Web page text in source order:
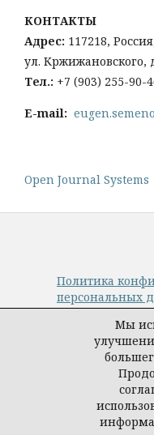
КОНТАКТЫ
Адрес: 117218,
ул. Кржижановского,
Тел.: +7 (903) 255-90-
E-mail:
Open Journal Systems
Политика
персональных
© Авторы,
теория и
Материалы
лицензии
International 4.0
Издатель:
Мы